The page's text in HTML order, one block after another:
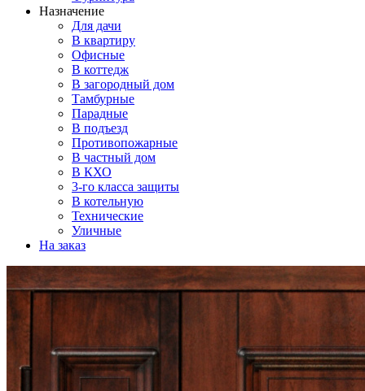
Назначение
Для дачи
В квартиру
Офисные
В коттедж
В загородный дом
Тамбурные
Парадные
В подъезд
Противопожарные
В частный дом
В КХО
3-го класса защиты
В котельную
Технические
Уличные
На заказ